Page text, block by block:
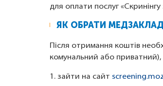
для оплати послуг
ЯК ОБРАТИ
Після отримання коштів
комунальний або приватний),
1. зайти на сайт